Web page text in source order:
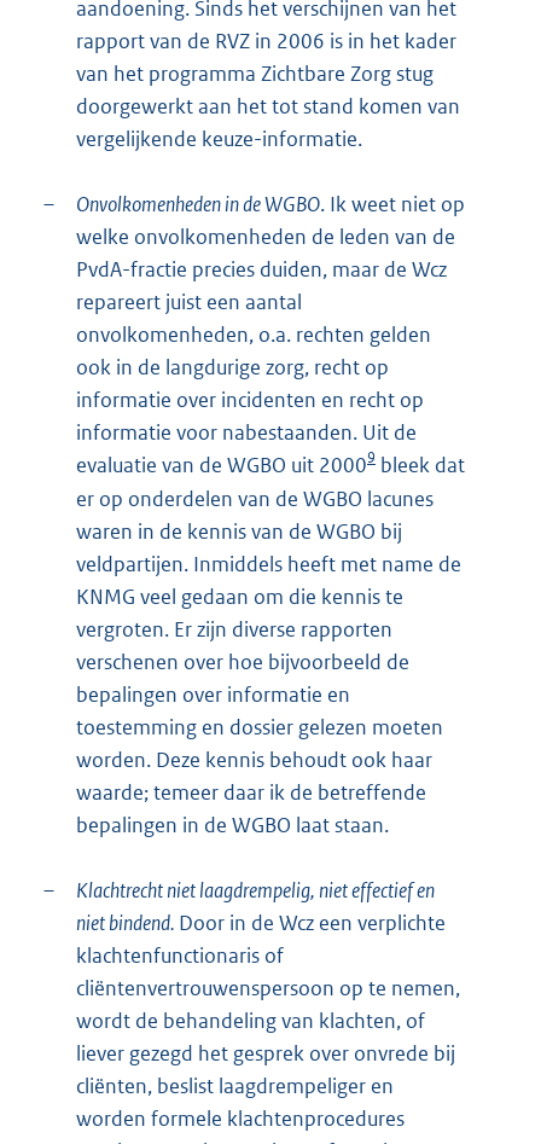
aandoening. Sinds het verschijnen van het
rapport van de RVZ in 2006 is in het kader
van het programma Zichtbare Zorg stug
doorgewerkt aan het tot stand komen van
vergelijkende keuze-informatie.
– Onvolkomenheden in de WGBO. Ik weet niet op
welke onvolkomenheden de leden van de
PvdA-fractie precies duiden, maar de Wcz
repareert juist een aantal
onvolkomenheden, o.a. rechten gelden
ook in de langdurige zorg, recht op
informatie over incidenten en recht op
informatie voor nabestaanden. Uit de
evaluatie van de WGBO uit 20009 bleek dat
er op onderdelen van de WGBO lacunes
waren in de kennis van de WGBO bij
veldpartijen. Inmiddels heeft met name de
KNMG veel gedaan om die kennis te
vergroten. Er zijn diverse rapporten
verschenen over hoe bijvoorbeeld de
bepalingen over informatie en
toestemming en dossier gelezen moeten
worden. Deze kennis behoudt ook haar
waarde; temeer daar ik de betreffende
bepalingen in de WGBO laat staan.
–
Klachtrecht niet laagdrempelig, niet effectief en
niet bindend. Door in de Wcz een verplichte
klachtenfunctionaris of
cliëntenvertrouwenspersoon op te nemen,
wordt de behandeling van klachten, of
liever gezegd het gesprek over onvrede bij
cliënten, beslist laagdrempeliger en
worden formele klachtenprocedures